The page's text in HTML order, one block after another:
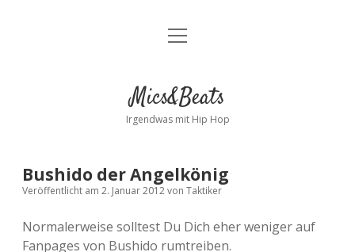
Kontakt
facebookinstagram
bandcamp
spotify
Menü
Mics&Beats
Irgendwas mit Hip Hop
Bushido der Angelkönig
Veröffentlicht am 2. Januar 2012von Taktiker
Normalerweise solltest Du Dich eher weniger auf
Fanpages von Bushido rumtreiben.